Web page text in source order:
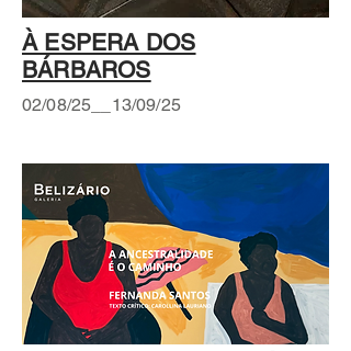
À ESPERA DOS
BÁRBAROS
02/08/25__13/09/25